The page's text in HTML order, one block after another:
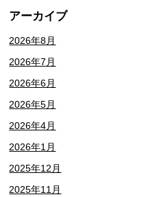
アーカイブ
2026年8月
2026年7月
2026年6月
2026年5月
2026年4月
2026年1月
2025年12月
2025年11月